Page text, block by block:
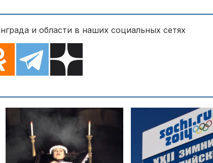
и области в наших социальных сетях